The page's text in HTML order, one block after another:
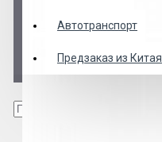
Автотранспорт
Предзаказ из Китая